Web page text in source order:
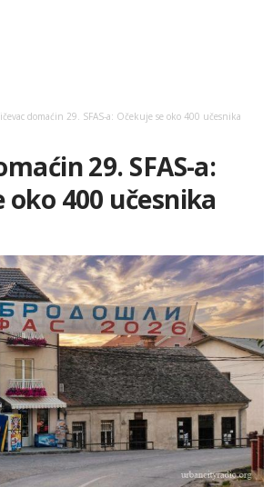
domaćin 29. SFAS-a: Očekuje se oko 400 učesnika
29. SFAS-a:
oko 400 učesnika